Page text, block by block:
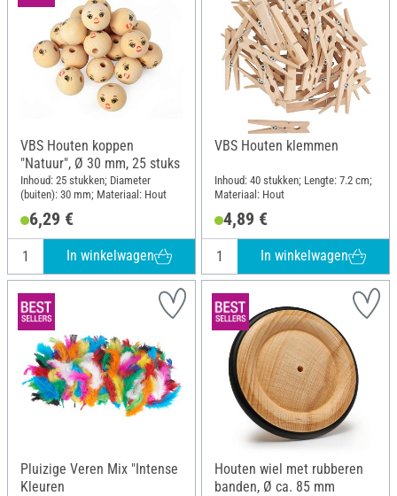
VBS Houten koppen
"Natuur", Ø 30 mm, 25 stuks
Inhoud: 25 stukken; Diameter
(buiten): 30 mm; Materiaal: Hout
6,29 €
In winkelwagen
VBS Houten klemmen
Inhoud: 40 stukken; Lengte: 7.2 cm;
Materiaal: Hout
4,89 €
In winkelwagen
Pluizige Veren Mix "Intense
Kleuren
Houten wiel met rubberen
banden, Ø ca. 85 mm